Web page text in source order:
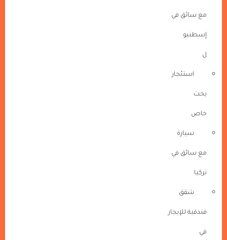
مع سائق في
إسطنبو
ل
استئجار
يخت
خاص
سيارة
مع سائق في
تركيا
شقق
فندقية للإيجار
في